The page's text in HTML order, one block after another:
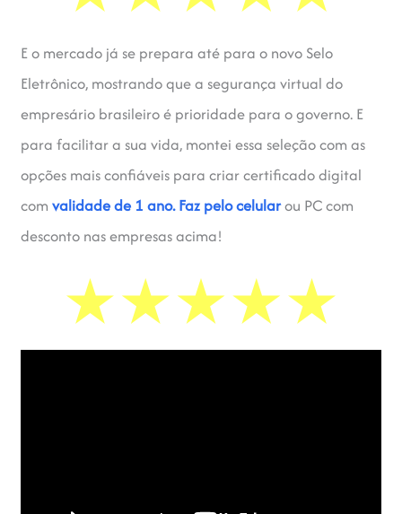
E o mercado já se prepara até para o novo Selo
Eletrônico, mostrando que a segurança virtual do
empresário brasileiro é prioridade para o governo. E
para facilitar a sua vida, montei essa seleção com as
opções mais confiáveis para criar certificado digital
com validade de 1 ano. Faz pelo celularou PC com
desconto nas empresas acima!